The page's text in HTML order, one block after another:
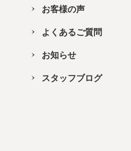
お客様の声
よくあるご質問
お知らせ
スタッフブログ